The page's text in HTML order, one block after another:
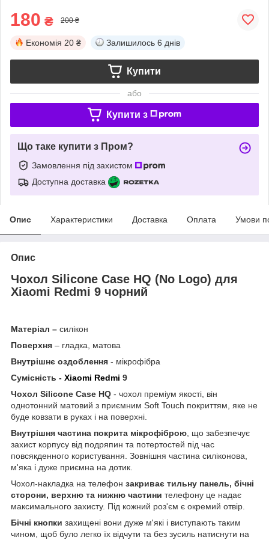
180 ₴ 200 ₴
Економія 20 ₴ Залишилось 6 днів
Купити
або
Купити з
Що таке купити з Пром?
Замовлення під захистом
Доступна доставка
Опис Характеристики Доставка Оплата Умови
Опис
Чохол Silicone Case HQ (No Logo) для
Xiaomi Redmi 9 чорний
Матеріал – силікон
Поверхня – гладка, матова
Внутрішнє оздоблення - мікрофібра
Сумісність - Xiaomi Redmi 9
Чохол Silicone Case HQ - чохол преміум якості, він
однотонний матовий з приємним Soft Touch покриттям, яке не
буде ковзати в руках і на поверхні.
Внутрішня частина покрита мікрофіброю, що забезпечує
захист корпусу від подряпин та потертостей під час
повсякденного користування. Зовнішня частина силіконова,
м'яка і дуже приємна на дотик.
Чохол-накладка на телефон закриває тильну панель, бічні
сторони, верхню та нижню частини телефону це надає
максимального захисту. Під кожний роз'єм є окремий отвір.
Бічні кнопки захищені вони дуже м'які і виступають таким
чином, щоб було легко їх відчути та без зусиль натиснути на